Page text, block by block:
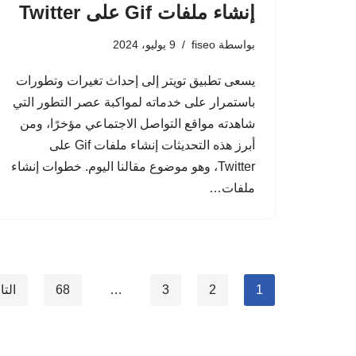
بواسطة fiseo 9 يوليو، 2024
يسعى تطبيق تويتر إلى إحداث تغيرات وتطورات
باستمرار على خدماته لمواكبة عصر التطور التي
شاهدته مواقع التواصل الاجتماعي مؤخرًا، ومن
أبرز هذه التحديثات ‎إنشاء ملفات Gif على
Twitter، وهو موضوع مقالنا اليوم. خطوات ‎إنشاء
ملفات…
1
2
3
…
68